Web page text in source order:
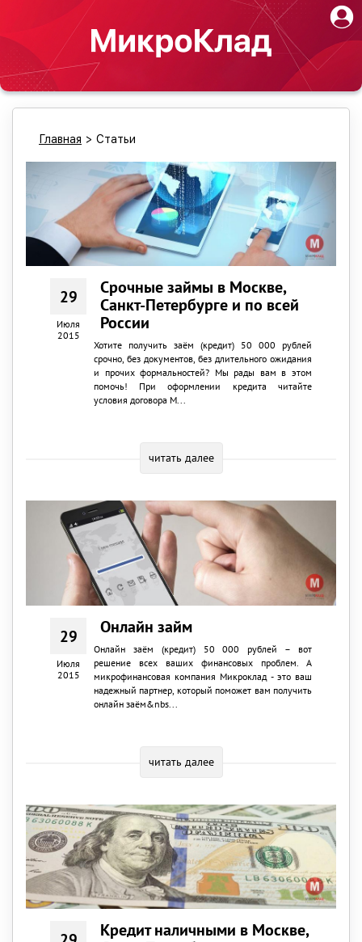
Главная > Статьи
29
Июля
2015
Срочные займы в Москве,
Санкт-Петербурге и по всей
России
Хотите получить заём (кредит) 50 000 рублей
срочно, без документов, без длительного ожидания
и прочих формальностей? Мы рады вам в этом
помочь! При оформлении кредита читайте
условия договора М...
читать далее
29
Июля
2015
Онлайн займ
Онлайн заём (кредит) 50 000 рублей – вот
решение всех ваших финансовых проблем. А
микрофинансовая компания Микроклад - это ваш
надежный партнер, который поможет вам получить
онлайн заём&nbs...
читать далее
Кредит наличными в Москве,